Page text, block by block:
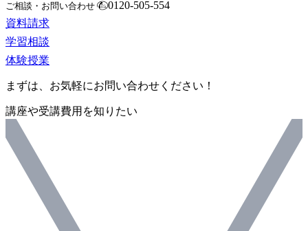
ご相談・お問い合わせ
0120-505-554
資料請求
学習相談
体験授業
まずは、お気軽にお問い合わせください！
講座や受講費用を知りたい